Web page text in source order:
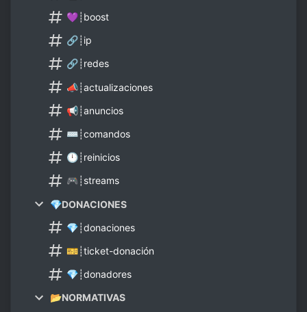
💜┊boost
🔗┊ip
🔗┊redes
📣┊actualizaciones
📢┊anuncios
⌨┊comandos
🕛┊reinicios
🎮┊streams
💎DONACIONES
💎┊donaciones
🎫┊ticket-donación
💎┊donadores
📂NORMATIVAS